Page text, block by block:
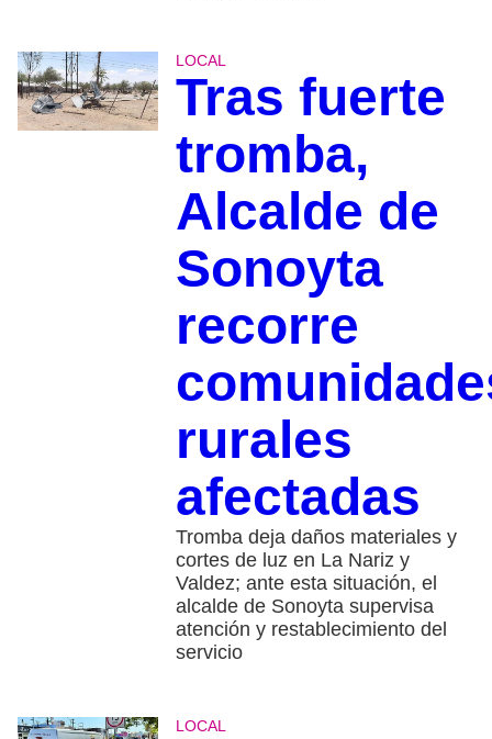
LOCAL
Tras fuerte
tromba,
Alcalde de
Sonoyta
recorre
rurales
afectadas
Tromba deja daños materiales y
cortes de luz en La Nariz y
Valdez; ante esta situación, el
alcalde de Sonoyta supervisa
atención y restablecimiento del
servicio
LOCAL